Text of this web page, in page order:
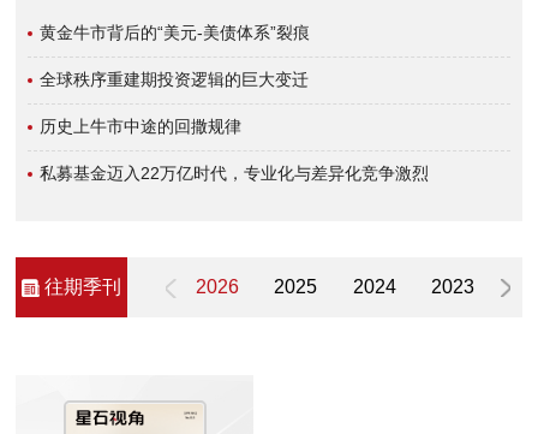
黄金牛市背后的“美元-美债体系”裂痕
全球秩序重建期投资逻辑的巨大变迁
历史上牛市中途的回撒规律
私募基金迈入22万亿时代，专业化与差异化竞争激烈
往期季刊 2026 2025 2024 2023